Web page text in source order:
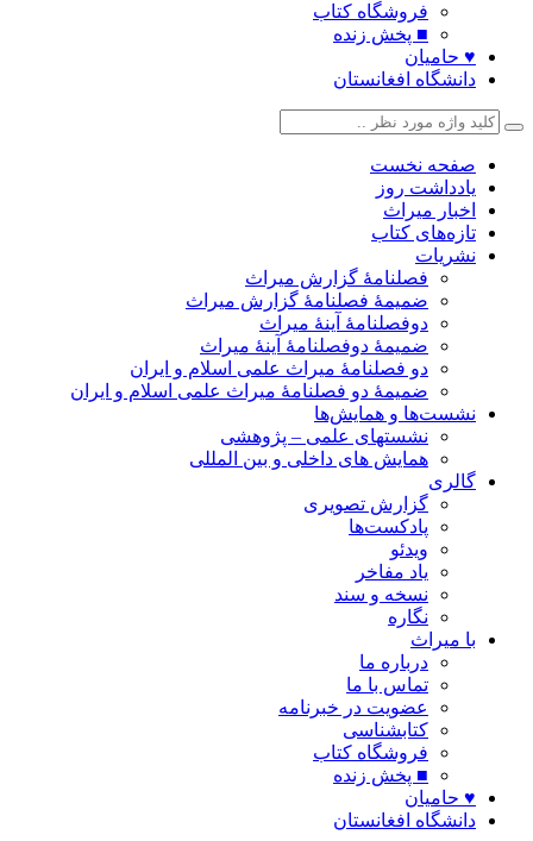
فروشگاه کتاب
■ پخش زنده
♥ حامیان
دانشگاه افغانستان
صفحه نخست
یادداشت روز
اخبار میراث
تازه‌های کتاب
نشریات
فصلنامۀ گزارش میراث
ضمیمۀ فصلنامۀ گزارش میراث
دوفصلنامۀ آینۀ میراث
ضمیمۀ دوفصلنامۀ آینۀ میراث
دو فصلنامۀ میراث علمی اسلام و ایران
ضمیمۀ دو فصلنامۀ میراث علمی اسلام و ایران
نشست‌ها و همایش‌ها
نشستهای علمی – پژوهشی
همایش های داخلی و بین المللی
گالری
گزارش تصویری
پادکست‌ها
ویدئو
یاد مفاخر
نسخه و سند
نگاره
با میراث
درباره ما
تماس با ما
عضویت در خبرنامه
کتابشناسی
فروشگاه کتاب
■ پخش زنده
♥ حامیان
دانشگاه افغانستان